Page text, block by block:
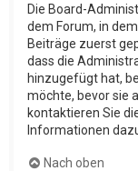
Die Board-
dem Forum, in
Beiträge zuerst
dass die
hinzugefügt hat,
möchte, bevor sie
kontaktieren Sie
Informationen
Nach oben